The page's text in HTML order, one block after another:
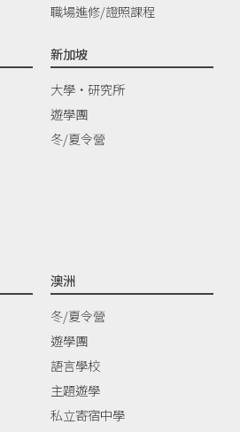
職場進修/證照課程
新加坡
大學‧研究所
遊學團
冬/夏令營
澳洲
冬/夏令營
遊學團
語言學校
主題遊學
私立寄宿中學